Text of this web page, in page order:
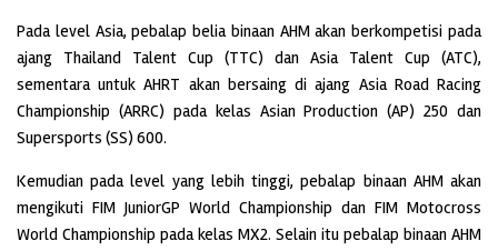
Pada level Asia, pebalap belia binaan AHM akan berkompetisi pada
ajang Thailand Talent Cup (TTC) dan Asia Talent Cup (ATC),
sementara untuk AHRT akan bersaing di ajang Asia Road Racing
Championship (ARRC) pada kelas Asian Production (AP) 250 dan
Supersports (SS) 600.
Kemudian pada level yang lebih tinggi, pebalap binaan AHM akan
mengikuti FIM JuniorGP World Championship dan FIM Motocross
World Championship pada kelas MX2. Selain itu pebalap binaan AHM